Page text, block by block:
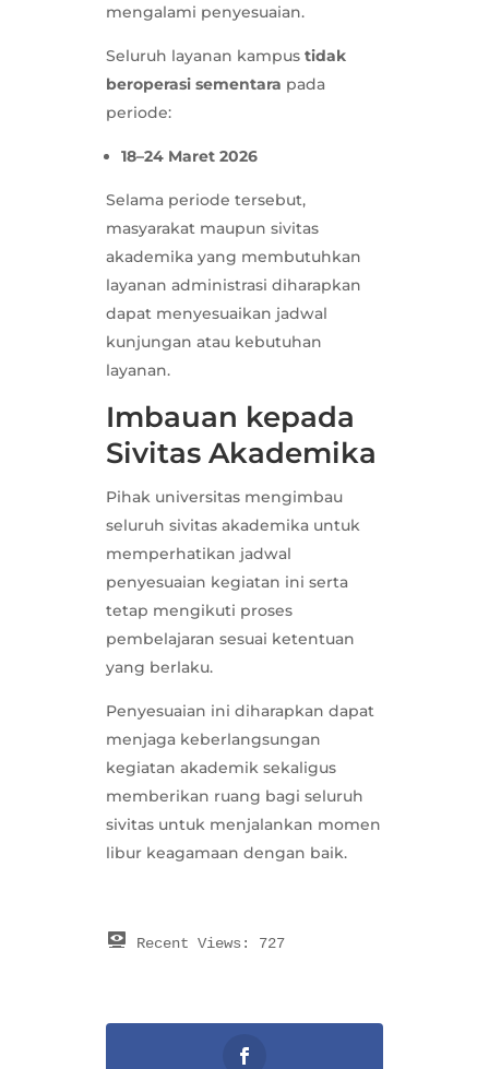
mengalami penyesuaian.
Seluruh layanan kampus tidak
beroperasi sementara pada
periode:
18–24 Maret 2026
Selama periode tersebut,
masyarakat maupun sivitas
akademika yang membutuhkan
layanan administrasi diharapkan
dapat menyesuaikan jadwal
kunjungan atau kebutuhan
layanan.
Imbauan kepada
Sivitas Akademika
Pihak universitas mengimbau
seluruh sivitas akademika untuk
memperhatikan jadwal
penyesuaian kegiatan ini serta
tetap mengikuti proses
pembelajaran sesuai ketentuan
yang berlaku.
Penyesuaian ini diharapkan dapat
menjaga keberlangsungan
kegiatan akademik sekaligus
memberikan ruang bagi seluruh
sivitas untuk menjalankan momen
libur keagamaan dengan baik.
Recent Views: 727